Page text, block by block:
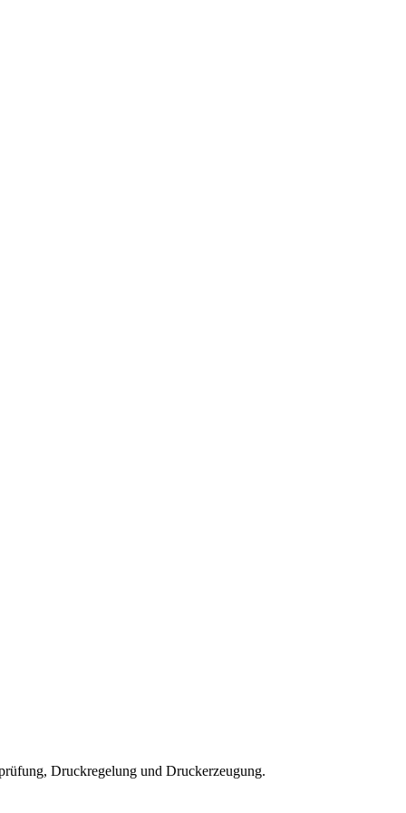
Druckregelung und Druckerzeugung.